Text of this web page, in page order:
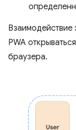
Взаимодействие
PWA
браузера.